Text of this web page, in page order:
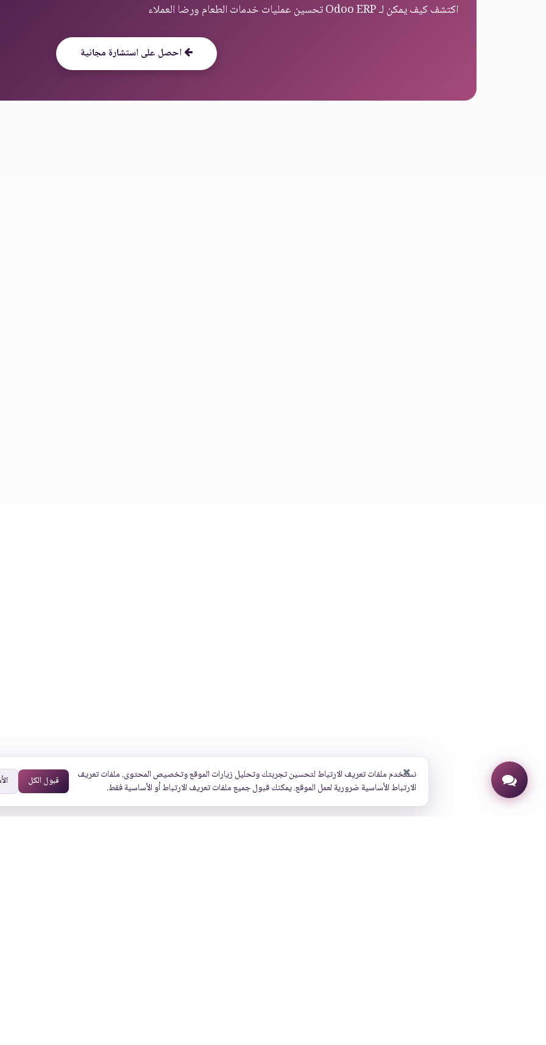
اكتشف كيف يمكن لـ Odoo ERP تحسين عمليات خدمات الطعام ورضا العملاء
احصل على استشارة مجانية
نستخدم ملفات تعريف الارتباط لتحسين تجربتك وتحليل زيارات الموقع وتخصيص المحتوى. ملفات تعريف
الارتباط الأساسية ضرورية لعمل الموقع. يمكنك قبول جميع ملفات تعريف الارتباط أو الأساسية فقط.
قبول الكل